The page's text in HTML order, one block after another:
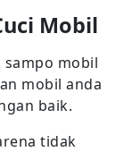
Mobil
sampo mobil
mobil anda
baik.
tidak